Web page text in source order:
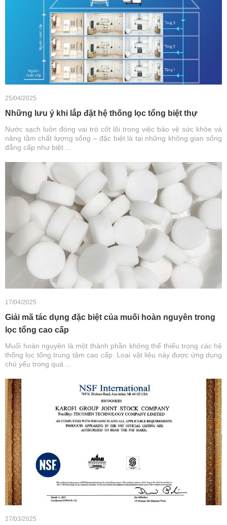
25/04/2025
Những lưu ý khi lắp đặt hệ thống lọc tổng biệt thự
Nước sạch luôn đóng vai trò cốt lõi trong việc bảo vệ sức khỏe và
nâng tầm chất lượng sống – đặc biệt là tại những không gian sống
đẳng cấp như biệt ...
17/04/2025
Giải mã tác dụng đặc biệt của muối hoàn nguyên trong
lọc tổng cao cấp
Muối hoàn nguyên là một thành phần không thể thiếu trong các hệ
thống lọc tổng trung tâm cao cấp. Loại vật liệu này được ứng dụng
chủ yếu trong quá ...
27/03/2025